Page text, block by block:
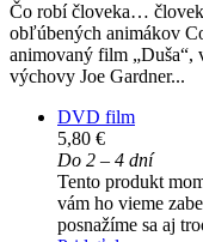
Čo robí človeka…
obľúbených animákov
animovaný film „Duša“,
výchovy Joe Gardner...
DVD film
5,80 €
Do 2 – 4 dní
Tento produkt
vám ho vieme
posnažíme sa aj